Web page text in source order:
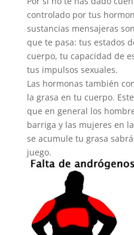
controlado por tus
sustancias mensajeras
que te pasa: tus estados
cuerpo, tu capacidad de
tus impulsos sexuales.
Las hormonas también
la grasa en tu cuerpo.
que en general los
barriga y las mujeres en
se acumule tu grasa
juego.